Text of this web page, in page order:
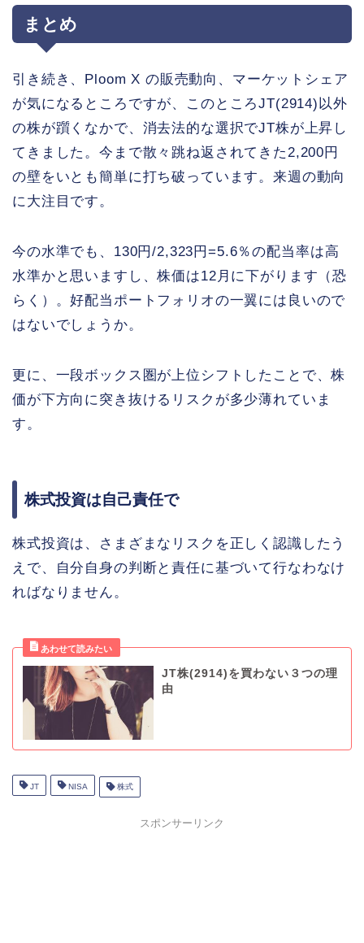
まとめ
引き続き、Ploom X の販売動向、マーケットシェア
が気になるところですが、このところJT(2914)以外
の株が躓くなかで、消去法的な選択でJT株が上昇し
てきました。今まで散々跳ね返されてきた2,200円
の壁をいとも簡単に打ち破っています。来週の動向
に大注目です。
今の水準でも、130円/2,323円=5.6％の配当率は高
水準かと思いますし、株価は12月に下がります（恐
らく）。好配当ポートフォリオの一翼には良いので
はないでしょうか。
更に、一段ボックス圏が上位シフトしたことで、株
価が下方向に突き抜けるリスクが多少薄れていま
す。
株式投資は自己責任で
株式投資は、さまざまなリスクを正しく認識したう
えで、自分自身の判断と責任に基づいて行なわなけ
ればなりません。
JT株(2914)を買わない３つの理
由
JT NISA 株式
スポンサーリンク